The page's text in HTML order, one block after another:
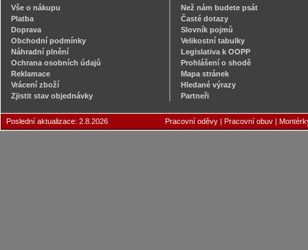
Vše o nákupu
Platba
Doprava
Obchodní podmínky
Náhradní plnění
Ochrana osobních údajů
Reklamace
Vrácení zboží
Zjistit stav objednávky
Než nám budete psát
Časté dotazy
Slovník pojmů
Velikostní tabulky
Legislativa k OOPP
Prohlášení o shodě
Mapa stránek
Hledané výrazy
Partneři
Poslední aktualizace: 2.8.2026 Pracovní oděvy | Pracovní obuv |